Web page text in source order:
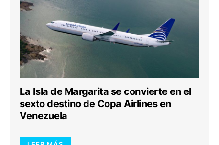
La Isla de Margarita se convierte en el
sexto destino de Copa Airlines en
Venezuela